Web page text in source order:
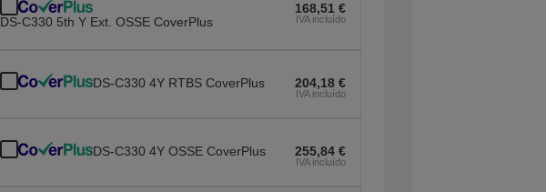
DS-C330 5th Y Ext. OSSE CoverPlus
168,51 €
IVA incluído
DS-C330 4Y RTBS CoverPlus 204,18 €
IVA incluído
DS-C330 4Y OSSE CoverPlus 255,84 €
IVA incluído